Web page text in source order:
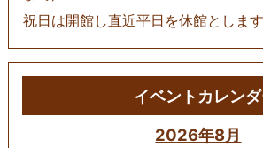
祝日は開館し直近平日を休館とします
イベントカレン
2026年8月